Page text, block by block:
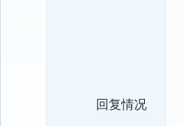
回复情况